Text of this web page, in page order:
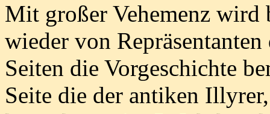
Mit großer Vehemenz wird
wieder von
Seiten die Vorgeschichte
Seite die der antiken